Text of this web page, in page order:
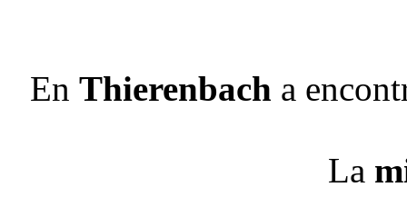
En Thierenbach a
La